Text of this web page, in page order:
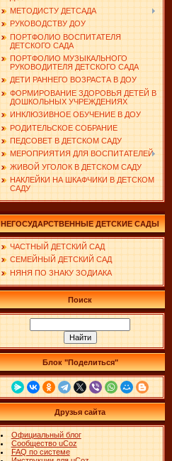
МЕТОДИСТУ ДЕТСАДА
РУКОВОДСТВУ ДОУ
ПОРТФОЛИО ВОСПИТАТЕЛЯ
ДЕТСКОГО САДА
ПОРТФОЛИО МУЗЫКАЛЬНОГО
РУКОВОДИТЕЛЯ ДЕТСКОГО САДА
ДЕТИ РАННЕГО ВОЗРАСТА В ДОУ
ФОРМИРОВАНИЕ ЗДОРОВЬЯ ДЕТЕЙ В
ДОШКОЛЬНЫХ УЧРЕЖДЕНИЯХ
ИНКЛЮЗИВНОЕ ОБУЧЕНИЕ В ДОУ
РОДИТЕЛЬСКОЕ СОБРАНИЕ
ПЕДСОВЕТ В ДЕТСКОМ САДУ
МЕРОПРИЯТИЯ ДЛЯ ВОСПИТАТЕЛЕЙ
ЖИВОЙ УГОЛОК В ДЕТСКОМ САДУ
НАКЛЕЙКИ НА ШКАФЧИКИ В ДЕТСКОМ
САДУ
НЕГОСУДАРСТВЕННЫЕ ДЕТСКИЕ САДЫ
ЧАСТНЫЙ ДЕТСКИЙ САД
СЕМЕЙНЫЙ ДЕТСКИЙ САД
НЯНЯ ПО ЗНАКУ ЗОДИАКА
Поиск
Блок "Поделиться"
Друзья сайта
Официальный блог
Сообщество uCoz
FAQ по системе